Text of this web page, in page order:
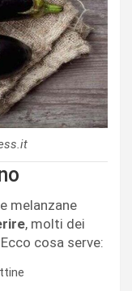
melanzane
, molti dei
cosa serve: